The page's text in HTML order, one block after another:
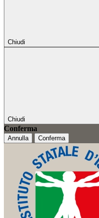
Chiudi
Chiudi
Conferma
Annulla Conferma